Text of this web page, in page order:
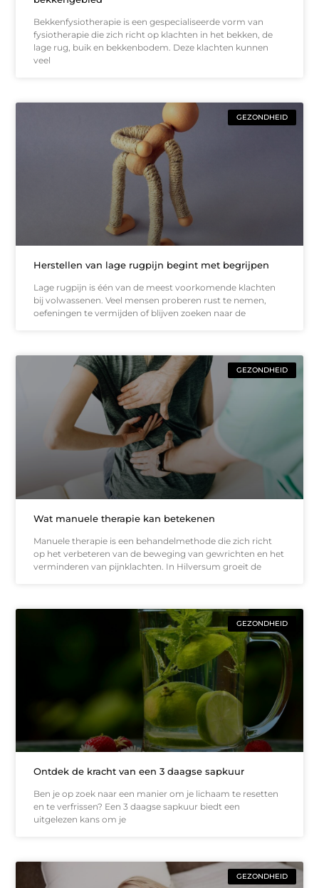
Bekkenfysiotherapie is een gespecialiseerde vorm van
fysiotherapie die zich richt op klachten in het bekken, de
lage rug, buik en bekkenbodem. Deze klachten kunnen
veel
GEZONDHEID
Herstellen van lage rugpijn begint met begrijpen
Lage rugpijn is één van de meest voorkomende klachten
bij volwassenen. Veel mensen proberen rust te nemen,
oefeningen te vermijden of blijven zoeken naar de
GEZONDHEID
Wat manuele therapie kan betekenen
Manuele therapie is een behandelmethode die zich richt
op het verbeteren van de beweging van gewrichten en het
verminderen van pijnklachten. In Hilversum groeit de
GEZONDHEID
Ontdek de kracht van een 3 daagse sapkuur
Ben je op zoek naar een manier om je lichaam te resetten
en te verfrissen? Een 3 daagse sapkuur biedt een
uitgelezen kans om je
GEZONDHEID